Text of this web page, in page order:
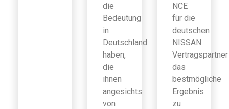
die
Bedeutung
in
Deutschland
haben,
die
ihnen
angesichts
von
NCE
für die
deutschen
NISSAN
Vertragspartner
das
bestmögliche
Ergebnis
zu